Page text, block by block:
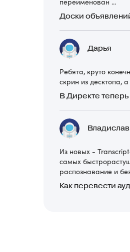
Дарья
Ребята, круто
скрин из десктопа,
Владислав
Из новых -
самых
распознавание и